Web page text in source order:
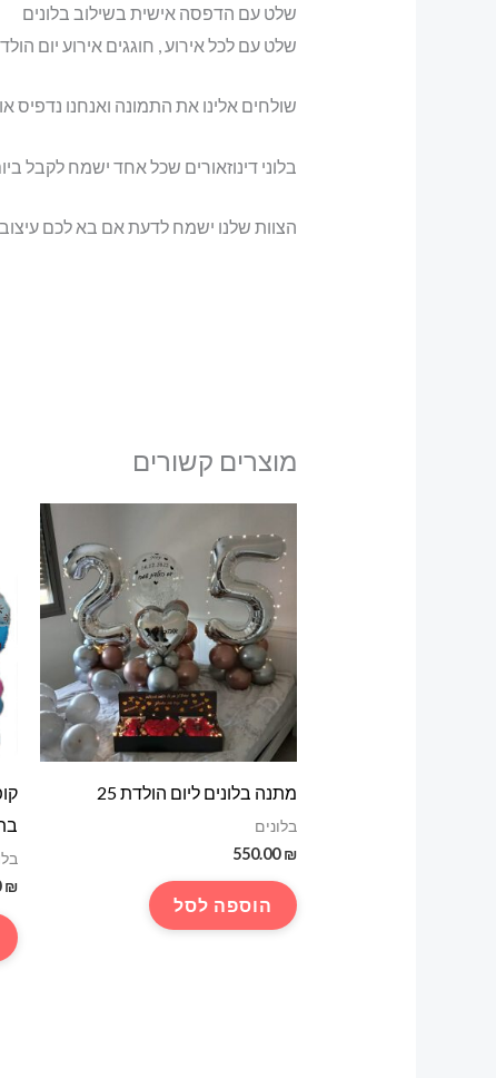
שלט עם הדפסה אישית בשילוב בלונים
שלט עם לכל אירוע , חוגגים אירוע יום
שולחים אלינו את התמונה ואנחנו
בלוני דינוזאורים שכל אחד ישמח לקבל
הצוות שלנו ישמח לדעת אם בא לכם
מוצרים קשורים
מתנה בלונים ליום הולדת 25
בלונים
550.00₪
הוספה לסל
₪